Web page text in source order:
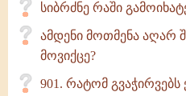
სიბრძნე რაში
ამდენი მოთმენა
მოვიქცე?
901. რატომ გვაჭირვებს